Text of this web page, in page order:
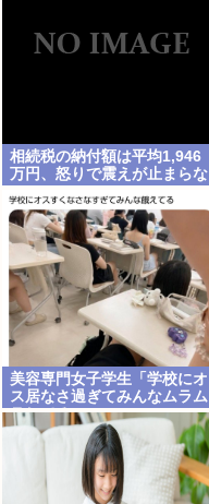
相続税の納付額は平均1,946
万円、怒りで震えが止まらな
い…
美容専門女子学生「学校にオ
ス居なさ過ぎてみんなムラム
ラしてる 」